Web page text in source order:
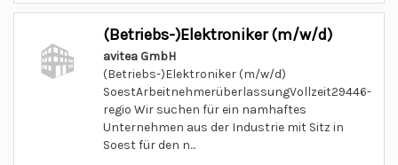
(Betriebs-)Elektroniker (m/w/d)
avitea GmbH
(Betriebs-)Elektroniker (m/w/d)
SoestArbeitnehmerüberlassungVollzeit29446-
regio Wir suchen für ein namhaftes
Unternehmen aus der Industrie mit Sitz in
Soest für den n...